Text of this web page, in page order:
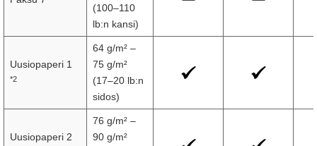
(100–110
lb:n kansi)
Uusiopaperi 1
*2
64 g/m² –
75 g/m²
(17–20 lb:n
sidos)
Uusiopaperi 2
76 g/m² –
90 g/m²